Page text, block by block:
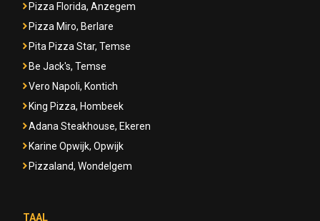
Pizza Florida, Anzegem
Pizza Miro, Berlare
Pita Pizza Star, Temse
Be Jack's, Temse
Vero Napoli, Kontich
King Pizza, Hombeek
Adana Steakhouse, Ekeren
Karine Opwijk, Opwijk
Pizzaland, Wondelgem
TAAL